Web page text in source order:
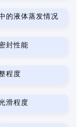
的液体蒸发情况
封性能
程度
滑程度